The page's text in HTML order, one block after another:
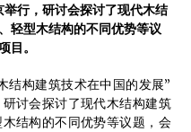
Jae住宅
行，研讨会探讨了现代木结
轻型木结构的不同优势等议
目。
结构建筑技术在中国的发展”
讨会探讨了现代木结构建筑
结构的不同优势等议题，会